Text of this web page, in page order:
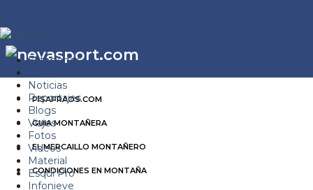
Estaciones
Noticias
Reportajes
Blogs
Viajes
Fotos
Videos
Material
Esquí Pro
Infonieve
PISAPRAOS.COM
GUIA MONTAÑERA
EL MERCAILLO MONTAÑERO
CONDICIONES EN MONTAÑA